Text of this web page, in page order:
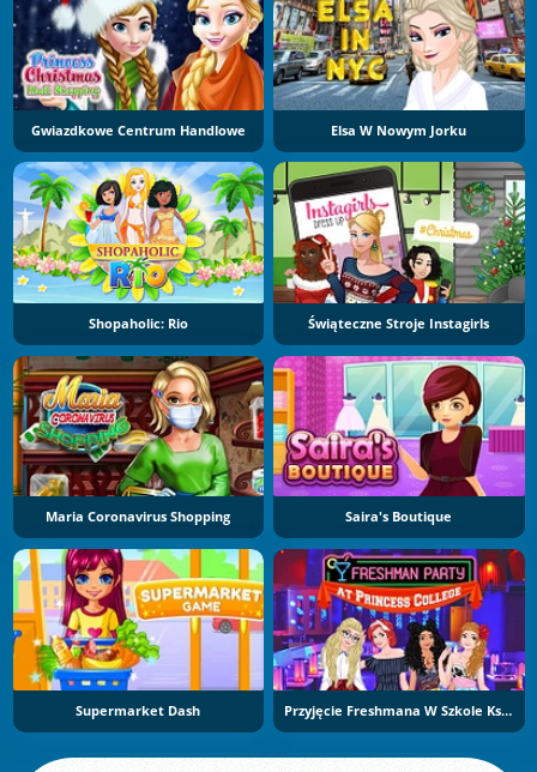
Gwiazdkowe Centrum Handlowe Elsa W Nowym Jorku
Shopaholic: Rio Świąteczne Stroje Instagirls
Maria Coronavirus Shopping Saira's Boutique
Supermarket Dash Przyjęcie Freshmana W Szkole Księżniczek